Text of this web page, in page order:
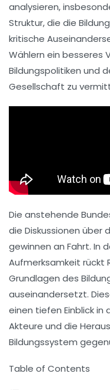
analysieren,
Struktur, die die
kritische
Wählern ein besseres
Bildungspolitiken und
Gesellschaft zu
Die anstehende
die Diskussionen über
gewinnen an Fahrt. In
Aufmerksamkeit rückt
Grundlagen des
auseinandersetzt.
einen tiefen Einblick in
Akteure und die
Bildungssystem
Table of Contents